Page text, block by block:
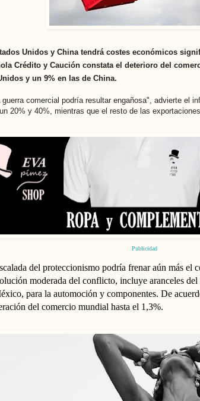
Unidos y China tendrá costes económicos
Crédito y Caución constata el deterioro del
y un 9% en las de China.
comercial podría resultar engañosa", advierte el
20% y 40%, mientras que el resto de las
Publicidad
del proteccionismo podría frenar aún más
moderada del conflicto, incluye aranceles
para la automoción y componentes. De
del comercio mundial hasta el 1,3%.